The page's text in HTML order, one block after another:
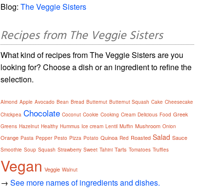
Blog:The Veggie Sisters
Recipes from The Veggie Sisters
What kind of recipes from The Veggie Sisters are you
looking for? Choose a dish or an ingredient to refine the
selection.
Almond Apple Avocado Bean Bread Butternut Butternut Squash Cake Cheesecake
Chickpea Chocolate Coconut Cookie Cooking Cream Delicious Food Greek
Greens Hazelnut Healthy Hummus Ice cream Lentil Muffin Mushroom Onion
Orange Pasta Pepper Pesto Pizza Potato Quinoa Red Roasted Salad Sauce
Smoothie Soup Squash Strawberry Sweet Tahini Tarts Tomatoes Truffles
Vegan Veggie Walnut
→See more names of ingredients and dishes.